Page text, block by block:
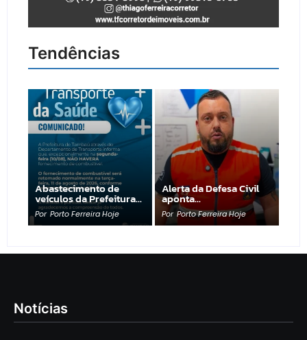
Tendências
Abastecimento de
veículos da Prefeitura…
Por Porto Ferreira Hoje
Alerta da Defesa Civil
aponta…
Por Porto Ferreira Hoje
Notícias